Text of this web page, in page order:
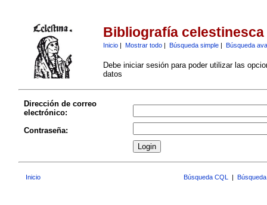
Bibliografía celestinesca
Inicio| Mostrar todo| Búsqueda simple| Búsqueda
Debe iniciar sesión para poder utilizar las
datos
Dirección de correo
electrónico:
Contraseña:
Inicio Búsqueda CQL |